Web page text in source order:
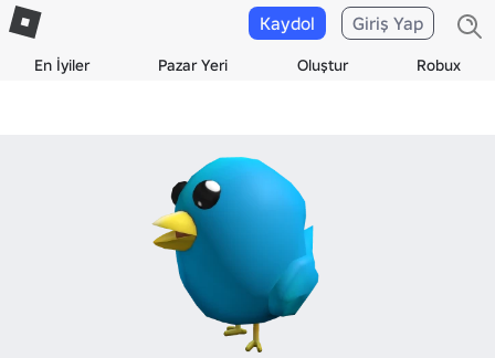
En İyiler Pazar Yeri Oluştur Robux
Kaydol Giriş Yap